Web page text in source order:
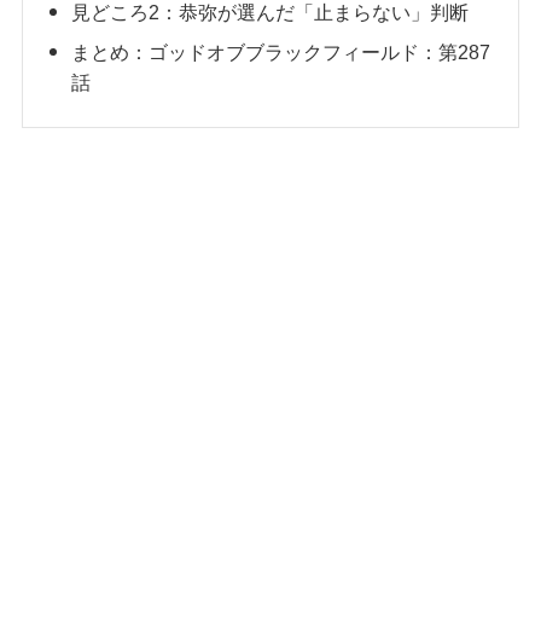
見どころ2：恭弥が選んだ「止まらない」判断
まとめ：ゴッドオブブラックフィールド：第287
話